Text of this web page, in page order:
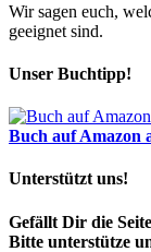
Wir sagen euch,
geeignet sind.
Unser Buchtipp!
Buch auf Amazon
Unterstützt uns!
Gefällt Dir die
Bitte unterstütze